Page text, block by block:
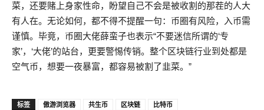
菜，还要赌上身家性命，盼望自己不会是被收割的那茬的人大
有人在。无论如何，都不得不提醒一句：币圈有风险，入币需
谨慎。毕竟，币圈大佬薛蛮子也表示“不要迷信所谓的‘专
家’，‘大佬’的站台，更要警惕传销。整个区块链行业到处都是
空气币，想要一夜暴富，都容易被割了韭菜。”
标签 傲游浏览器 共生币 区块链 比特币